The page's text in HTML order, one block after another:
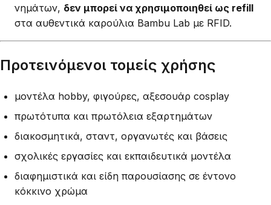
νημάτων, δεν μπορεί να χρησιμοποιηθεί ως refill
στα αυθεντικά καρούλια Bambu Lab με RFID.
Προτεινόμενοι τομείς χρήσης
μοντέλα hobby, φιγούρες, αξεσουάρ cosplay
πρωτότυπα και πρωτόλεια εξαρτημάτων
διακοσμητικά, σταντ, οργανωτές και βάσεις
σχολικές εργασίες και εκπαιδευτικά μοντέλα
διαφημιστικά και είδη παρουσίασης σε έντονο
κόκκινο χρώμα